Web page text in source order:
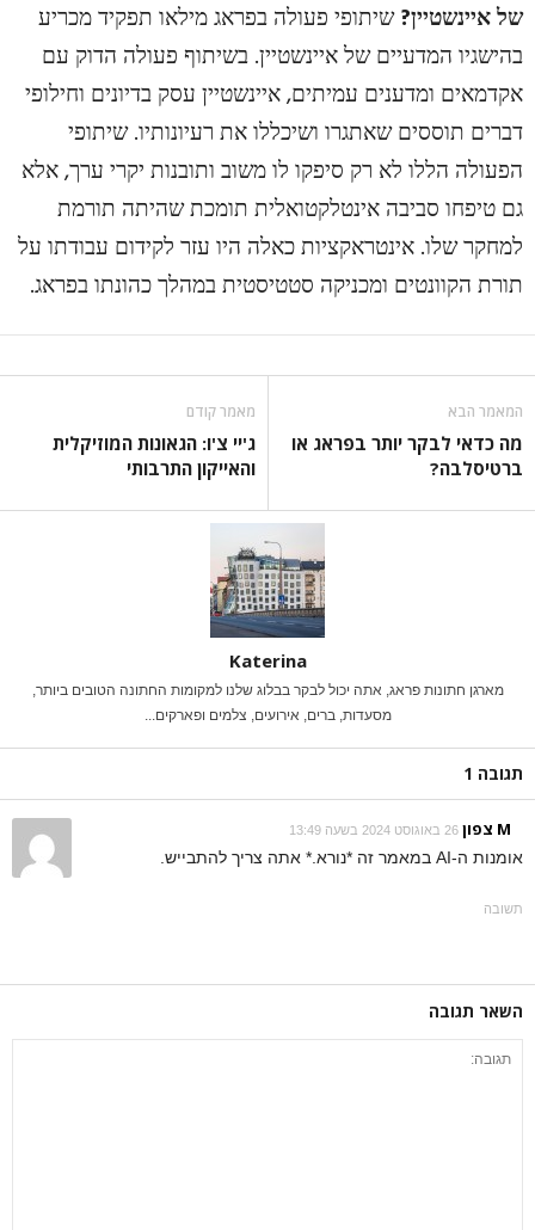
של איינשטיין?שיתופי פעולה בפראג מילאו תפקיד מכריע
בהישגיו המדעיים של איינשטיין. בשיתוף פעולה הדוק עם
אקדמאים ומדענים עמיתים, איינשטיין עסק בדיונים וחילופי
דברים תוססים שאתגרו ושיכללו את רעיונותיו. שיתופי
הפעולה הללו לא רק סיפקו לו משוב ותובנות יקרי ערך, אלא
גם טיפחו סביבה אינטלקטואלית תומכת שהיתה תורמת
למחקר שלו. אינטראקציות כאלה היו עזר לקידום עבודתו על
תורת הקוונטים ומכניקה סטטיסטית במהלך כהונתו בפראג.
מאמר קודם
ג'יי צ'ו: הגאונות המוזיקלית
והאייקון התרבותי
המאמר הבא
מה כדאי לבקר יותר בפראג או
ברטיסלבה?
Katerina
מארגן חתונות פראג, אתה יכול לבקר בבלוג שלנו למקומות החתונה הטובים ביותר,
מסעדות, ברים, אירועים, צלמים ופארקים...
תגובה 1
M צפון 26 באוגוסט 2024 בשעה 13:49
אומנות ה-AI במאמר זה *נורא.* אתה צריך להתבייש.
תשובה
השאר תגובה